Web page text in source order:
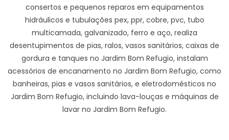
consertos e pequenos reparos em equipamentos
hidráulicos e tubulações pex, ppr, cobre, pvc, tubo
multicamada, galvanizado, ferro e aço, realiza
desentupimentos de pias, ralos, vasos sanitários, caixas de
gordura e tanques no Jardim Bom Refugio, instalam
acessórios de encanamento no Jardim Bom Refugio, como
banheiras, pias e vasos sanitários, e eletrodomésticos no
Jardim Bom Refugio, incluindo lava-louças e máquinas de
lavar no Jardim Bom Refugio.